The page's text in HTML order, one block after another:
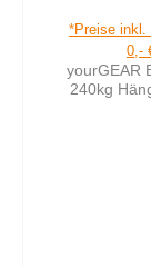
*Preise inkl.
0,-
yourGEAR
240kg